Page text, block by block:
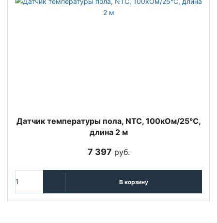
Датчик температуры пола, NTC, 100кОм/25°С,
длина 2 м
7 397 руб.
В корзину